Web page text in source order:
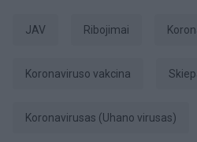
JAV ribojimai
Koronaviruso vakcina
koronavirusas (Uhano virusas)